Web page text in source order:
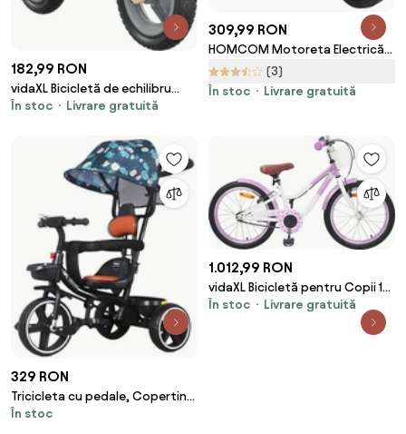
182,99 RON
vidaXL Bicicletă de echilibru
pentru copii, imprimeu și Gri
În stoc Livrare gratuită
309,99 RON
HOMCOM Motoreta Electrică
pentru Copii BMW S1000RR, 3
Roti, Efecte Sonore și
(3)
În stoc
Livrare gratuită
329 RON
Tricicleta cu pedale, Copertina
retractabila, 2-6 ani, Albastru,
În stoc
1.012,99 RON
vidaXL Bicicletă pentru Copii 18
Inci pentru 5-7 ani Violet
În stoc Livrare gratuită